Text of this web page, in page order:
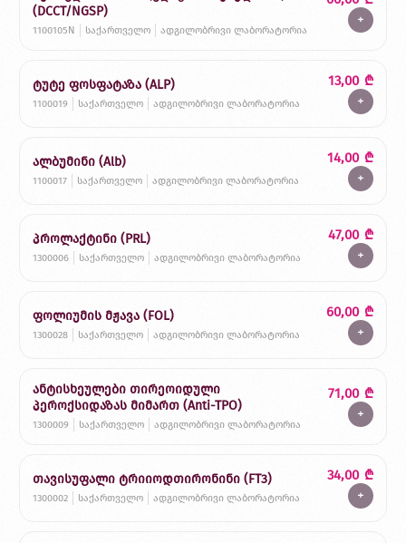
(DCCT/NGSP)
1100105N საქართველო ადგილობრივი ლაბორატორია
+
ტუტე ფოსფატაზა (ALP)
1100019 საქართველო ადგილობრივი ლაბორატორია
13,00 ₾
+
ალბუმინი (Alb)
1100017 საქართველო ადგილობრივი ლაბორატორია
14,00 ₾
+
პროლაქტინი (PRL)
1300006 საქართველო ადგილობრივი ლაბორატორია
47,00 ₾
+
ფოლიუმის მჟავა (FOL)
1300028 საქართველო ადგილობრივი ლაბორატორია
60,00 ₾
+
ანტისხეულები თირეოიდული
პეროქსიდაზას მიმართ (Anti-TPO)
1300009 საქართველო ადგილობრივი ლაბორატორია
71,00 ₾
+
თავისუფალი ტრიიოდთირონინი (FT3)
1300002 საქართველო ადგილობრივი ლაბორატორია
34,00 ₾
+